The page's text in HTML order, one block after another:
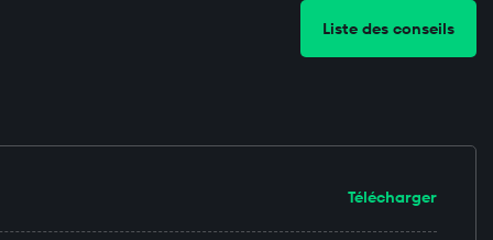
Liste des conseils
Télécharger